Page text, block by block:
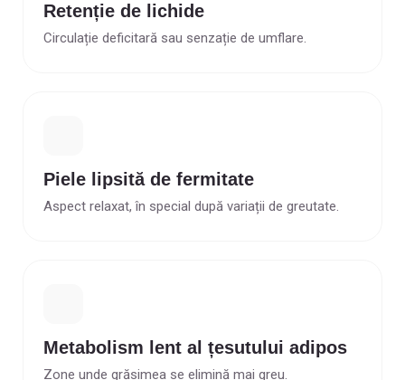
Retenție de lichide
Circulație deficitară sau senzație de umflare.
Piele lipsită de fermitate
Aspect relaxat, în special după variații de greutate.
Metabolism lent al țesutului adipos
Zone unde grăsimea se elimină mai greu.